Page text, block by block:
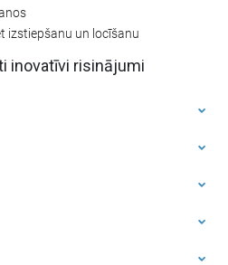
izstiepšanu un locīšanu
inovatīvi risinājumi